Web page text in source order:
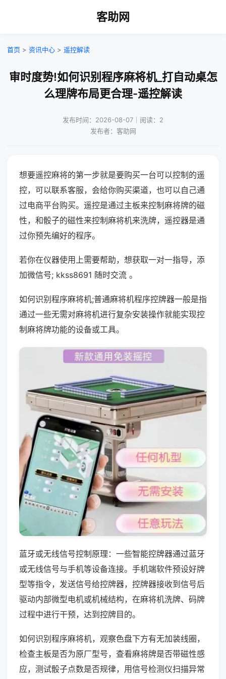
客助网
首页 > 资讯中心 > 遥控解读
审时度势!如何识别程序麻将机_打自动桌怎
么理牌布局更合理-遥控解读
发布时间：2026-08-07｜阅读：2
发布者：客助网
想要遥控麻将的第一步就是要购买一台可以控制的遥
控，可以联系客服，会给你购买渠道，也可以自己通
过电商平台购买。遥控是通过主板来控制麻将牌的磁
性，和骰子的磁性来控制麻将机来洗牌，遥控器是通
过你预先编好的程序。
若你在仪器使用上需要帮助，想获取一对一指导，添
加微信号; kkss8691 随时交流 。
如何识别程序麻将机;普通麻将机程序控牌器一般是指
通过一些无需对麻将机进行复杂安装操作就能实现控
制麻将牌功能的设备或工具。
蓝牙或无线信号控制原理：一些智能控牌器通过蓝牙
或无线信号与手机等设备连接。手机端软件预设好牌
型等指令，发送信号给控牌器，控牌器接收到信号后
驱动内部微型电机或机械结构，在麻将机洗牌、码牌
过程中进行干预，达到控牌目的。
如何识别程序麻将机，观察色盘下方有无加装线圈，
检查主板是否为原厂型号，查看麻将牌是否带磁性感
应，测试骰子点数是否规律，用信号检测仪扫描异常